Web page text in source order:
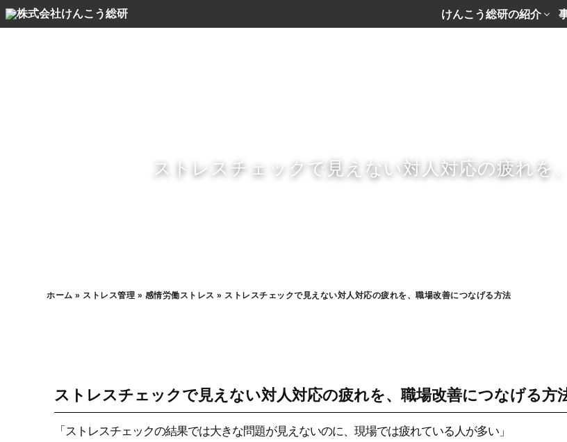
けんこう総研の紹介
ストレスチェックで見えない対人対応の疲れを
ホーム » ストレス管理 » 感情労働ストレス » ストレスチェックで見えない対人対応の疲れを、職場改善につなげる方法
ストレスチェックで見えない対人対応の疲れを、職場改善につなげる方
「ストレスチェックの結果では大きな問題が見えないのに、現場では疲れている人が多い」